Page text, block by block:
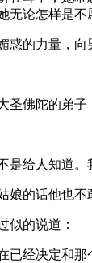
无论怎样是
的力量，向
陀的弟子
给人知道。
的话他也不
的说道：
经决定和那